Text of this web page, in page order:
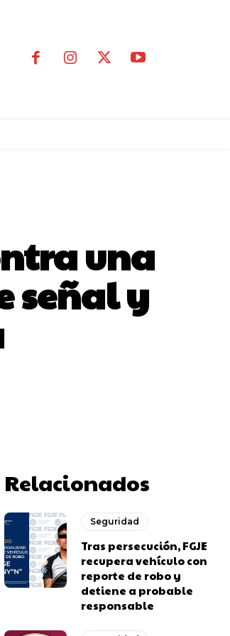
una
señal y
Relacionados
Seguridad
Tras persecución, FGJE
recupera vehículo con
reporte de robo y
detiene a probable
responsable